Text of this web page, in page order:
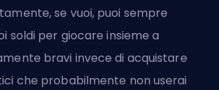
se vuoi, puoi sempre
soldi per giocare insieme a
bravi invece di acquistare
che probabilmente non userai